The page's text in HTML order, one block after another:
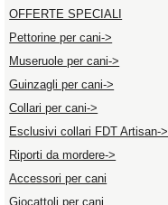
OFFERTE SPECIALI
Pettorine per cani->
Museruole per cani->
Guinzagli per cani->
Collari per cani->
Esclusivi collari FDT Artisan->
Riporti da mordere->
Accessori per cani
Giocattoli per cani